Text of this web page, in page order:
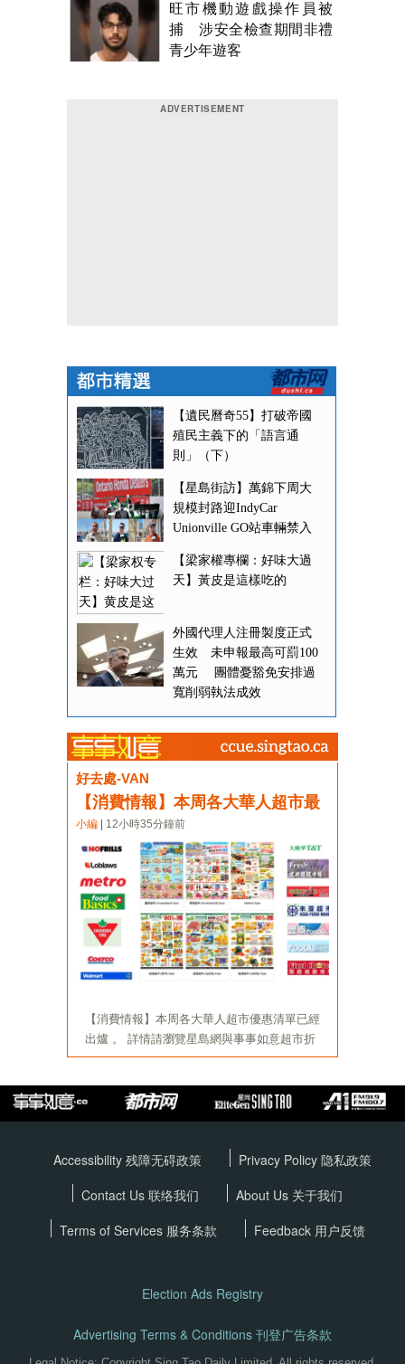
旺市機動遊戲操作員被
捕 涉安全檢查期間非禮
青少年遊客
Accessibility 残障无碍政策 Privacy Policy 隐私政策
Contact Us 联络我们
About Us 关于我们
Terms of Services 服务条款 Feedback 用户反馈
Election Ads Registry
Advertising Terms & Conditions 刊登广告条款